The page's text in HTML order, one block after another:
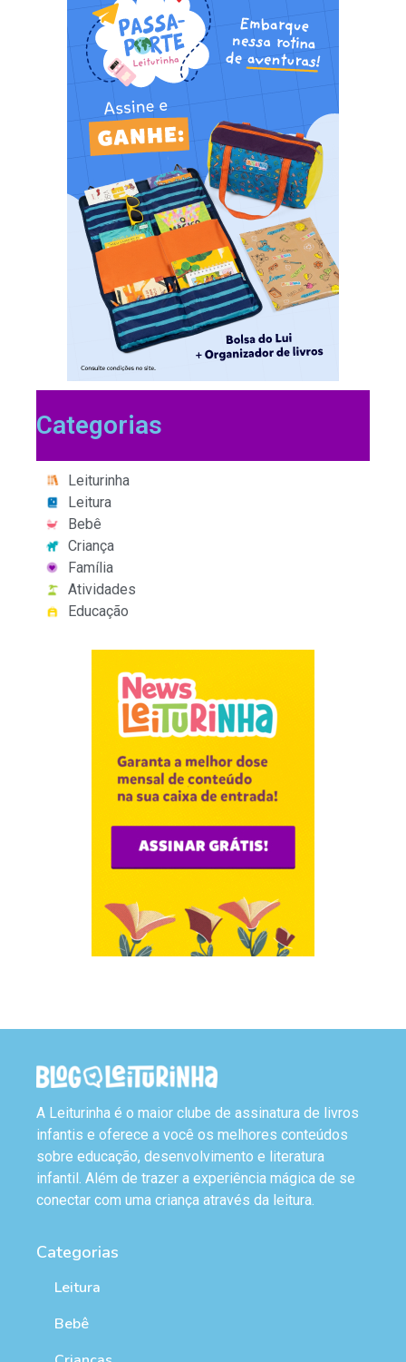
Categorias
Leiturinha
Leitura
Bebê
Criança
Família
Atividades
Educação
A Leiturinha é o maior clube de assinatura de livros
infantis e oferece a você os melhores conteúdos
sobre educação, desenvolvimento e literatura
infantil. Além de trazer a experiência mágica de se
conectar com uma criança através da leitura.
Categorias
Leitura
Bebê